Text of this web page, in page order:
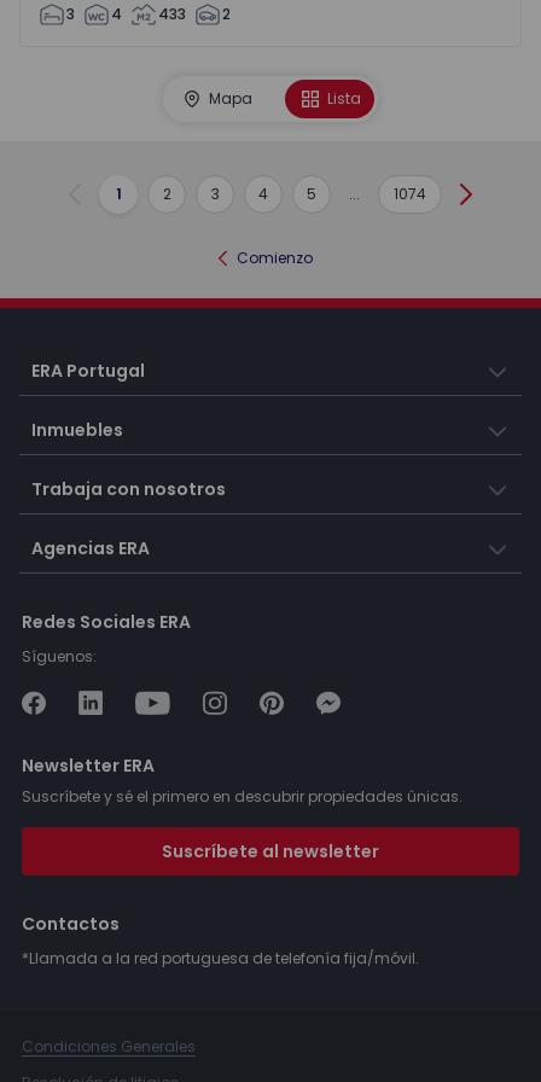
3 4 433 2
Mapa Lista
Anterior
1 2 3 4 5 ... 1074
Comienzo
ERA Portugal
Inmuebles
Trabaja con nosotros
Agencias ERA
Redes Sociales ERA
Síguenos:
Newsletter ERA
Suscríbete y sé el primero en descubrir propiedades únicas.
Suscríbete al newsletter
Contactos
*Llamada a la red portuguesa de telefonía fija/móvil.
Condiciones Generales